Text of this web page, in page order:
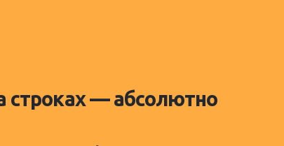
строках — абсолютно